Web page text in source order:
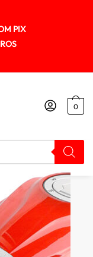
PIX
0
2014+ Scam Spto271 Preto